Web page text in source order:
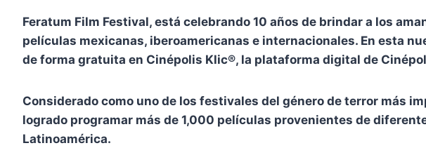
Feratum Film Festival, está celebrando 10 años de brindar a los
películas mexicanas, iberoamericanas e internacionales. En esta
de forma gratuita en Cinépolis Klic®, la plataforma digital de
Considerado como uno de los festivales del género de terror más
logrado programar más de 1,000 películas provenientes de
Latinoamérica.